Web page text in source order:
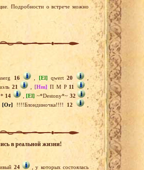
Подробности о встрече можно
16 [El] qwert20
,
21 ,[Hm] П М Р 11
14 ,[El] ~*Destony*~ 32
,[Or] !!!!Блондиночка!!!! 12
,
в реальной жизни!
24 , у которых состоялась